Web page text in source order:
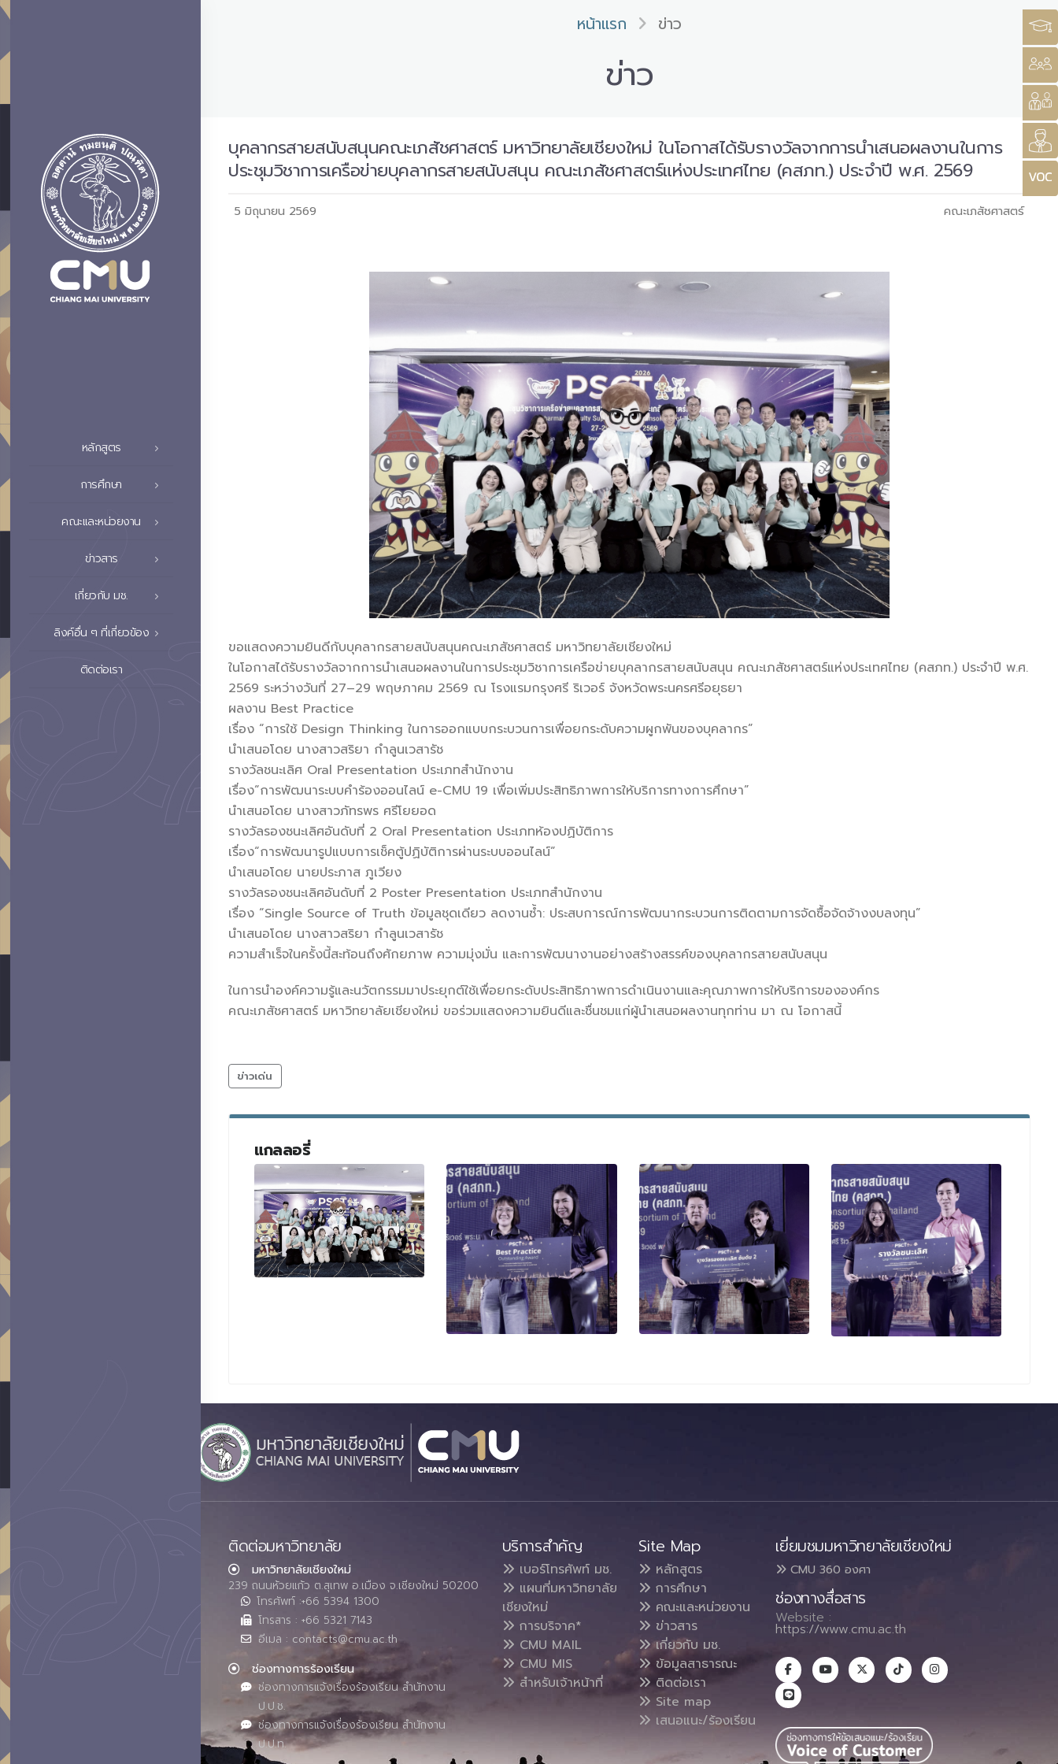
หลักสูตร
การศึกษา
คณะและหน่วยงาน
ข่าวสาร
เกี่ยวกับ มช.
ลิงค์อื่น ๆ ที่เกี่ยวข้อง
ติดต่อเรา
หน้าแรก ข่าว
ข่าว
บุคลากรสายสนับสนุนคณะเภสัชศาสตร์ มหาวิทยาลัยเชียงใหม่ ในโอกาสได้รับรางวัลจากการนำเสนอผลงานในการ
ประชุมวิชาการเครือข่ายบุคลากรสายสนับสนุน คณะเภสัชศาสตร์แห่งประเทศไทย (คสภท.) ประจำปี พ.ศ. 2569
5 มิถุนายน 2569 คณะเภสัชศาสตร์
ขอแสดงความยินดีกับบุคลากรสายสนับสนุนคณะเภสัชศาสตร์ มหาวิทยาลัยเชียงใหม่
ในโอกาสได้รับรางวัลจากการนำเสนอผลงานในการประชุมวิชาการเครือข่ายบุคลากรสายสนับสนุน คณะเภสัชศาสตร์แห่งประเทศไทย (คสภท.) ประจำปี พ.ศ.
2569 ระหว่างวันที่ 27–29 พฤษภาคม 2569 ณ โรงแรมกรุงศรี ริเวอร์ จังหวัดพระนครศรีอยุธยา
ผลงาน Best Practice
เรื่อง “การใช้ Design Thinking ในการออกแบบกระบวนการเพื่อยกระดับความผูกพันของบุคลากร”
นำเสนอโดย นางสาวสริยา กำลูนเวสารัช
รางวัลชนะเลิศ Oral Presentation ประเภทสำนักงาน
เรื่อง“การพัฒนาระบบคำร้องออนไลน์ e-CMU 19 เพื่อเพิ่มประสิทธิภาพการให้บริการทางการศึกษา”
นำเสนอโดย นางสาวภัทรพร ศรีโยยอด
รางวัลรองชนะเลิศอันดับที่ 2 Oral Presentation ประเภทห้องปฏิบัติการ
เรื่อง“การพัฒนารูปแบบการเช็คตู้ปฏิบัติการผ่านระบบออนไลน์”
นำเสนอโดย นายประภาส ภูเวียง
รางวัลรองชนะเลิศอันดับที่ 2 Poster Presentation ประเภทสำนักงาน
เรื่อง “Single Source of Truth ข้อมูลชุดเดียว ลดงานซ้ำ: ประสบการณ์การพัฒนากระบวนการติดตามการจัดซื้อจัดจ้างงบลงทุน”
นำเสนอโดย นางสาวสริยา กำลูนเวสารัช
ความสำเร็จในครั้งนี้สะท้อนถึงศักยภาพ ความมุ่งมั่น และการพัฒนางานอย่างสร้างสรรค์ของบุคลากรสายสนับสนุน
ในการนำองค์ความรู้และนวัตกรรมมาประยุกต์ใช้เพื่อยกระดับประสิทธิภาพการดำเนินงานและคุณภาพการให้บริการขององค์กร
คณะเภสัชศาสตร์ มหาวิทยาลัยเชียงใหม่ ขอร่วมแสดงความยินดีและชื่นชมแก่ผู้นำเสนอผลงานทุกท่าน มา ณ โอกาสนี้
ข่าวเด่น
แกลลอรี่
ติดต่อมหาวิทยาลัย
มหาวิทยาลัยเชียงใหม่
239 ถนนห้วยแก้ว ต.สุเทพ อ.เมือง จ.เชียงใหม่ 50200
โทรศัพท์ :+66 5394 1300
โทรสาร : +66 5321 7143
อีเมล : contacts@cmu.ac.th
ช่องทางการร้องเรียน
ช่องทางการแจ้งเรื่องร้องเรียน สำนักงาน
ป.ป.ช.
ช่องทางการแจ้งเรื่องร้องเรียน สำนักงาน
ป.ป.ท.
บริการสำคัญ
เบอร์โทรศัพท์ มช.
แผนที่มหาวิทยาลัย
เชียงใหม่
การบริจาค*
CMU MAIL
CMU MIS
สำหรับเจ้าหน้าที่
Site Map
หลักสูตร
การศึกษา
คณะและหน่วยงาน
ข่าวสาร
เกี่ยวกับ มช.
ข้อมูลสาธารณะ
ติดต่อเรา
Site map
เสนอแนะ/ร้องเรียน
เยี่ยมชมมหาวิทยาลัยเชียงใหม่
CMU 360 องศา
ช่องทางสื่อสาร
Website :
https://www.cmu.ac.th